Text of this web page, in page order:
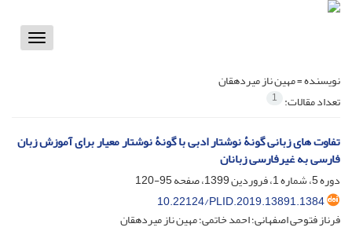
Toggle
نویسنده =مهین ناز میردهقان
تعداد مقالات: 1
تفاوت های زبانی گونۀ نوشتار ادبی با گونۀ نوشتار معیار برای آموزش زبان
فارسی به غیرفارسی زبانان
دوره 5، شماره 1، فروردین 1399، صفحه
95-120
10.22124/PLID.2019.13891.1384
فرناز فتوحی اصفهانی؛ احمد خاتمی؛ مهین ناز میردهقان